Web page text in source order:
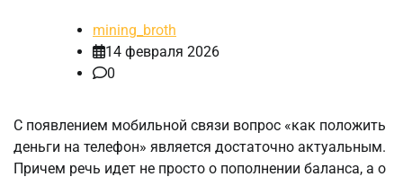
mining_broth
14 февраля 2026
0
С появлением мобильной связи вопрос «как положить
деньги на телефон» является достаточно актуальным.
Причем речь идет не просто о пополнении баланса, а о